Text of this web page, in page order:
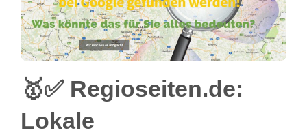
🥇✅ Regioseiten.de:
Lokale